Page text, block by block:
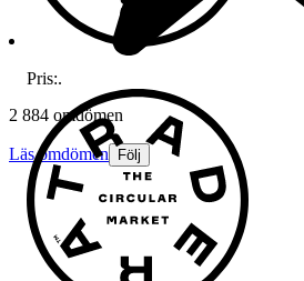
2 884 omdömen
Läs omdömen Följ
Pris:.